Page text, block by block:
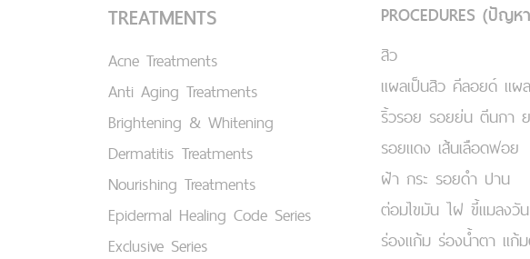
TREATMENTS
Acne Treatments
Anti Aging Treatments
Brightening & Whitening
Dermatitis Treatments
Nourishing Treatments
Epidermal Healing Code Series
Exclusive Series
PROCEDURES (ปัญห
สิว
แผลเป็นสิว คีลอยด์ แผ
ริ้วรอย รอยย่น ตีนกา
รอยแดง เส้นเลือดฟอย
ฝ้า กระ รอยดำ ปาน
ต่อมไขมัน ไฝ ขี้แมลงวั
ร่องแก้ม ร่องน้ำตา แก้